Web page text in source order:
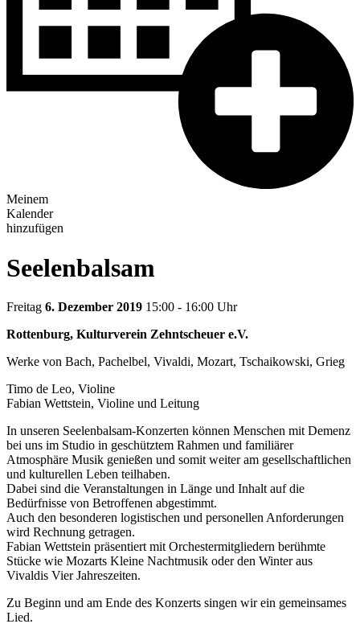
Meinem
Kalender
hinzufügen
Seelenbalsam
Freitag 6. Dezember 2019 15:00 - 16:00 Uhr
Rottenburg, Kulturverein Zehntscheuer e.V.
Werke von Bach, Pachelbel, Vivaldi, Mozart, Tschaikowski, Grieg
Timo de Leo, Violine
Fabian Wettstein, Violine und Leitung
In unseren Seelenbalsam-Konzerten können Menschen mit Demenz
bei uns im Studio in geschütztem Rahmen und familiärer
Atmosphäre Musik genießen und somit weiter am gesellschaftlichen
und kulturellen Leben teilhaben.
Dabei sind die Veranstaltungen in Länge und Inhalt auf die
Bedürfnisse von Betroffenen abgestimmt.
Auch den besonderen logistischen und personellen Anforderungen
wird Rechnung getragen.
Fabian Wettstein präsentiert mit Orchestermitgliedern berühmte
Stücke wie Mozarts Kleine Nachtmusik oder den Winter aus
Vivaldis Vier Jahreszeiten.
Zu Beginn und am Ende des Konzerts singen wir ein gemeinsames
Lied.